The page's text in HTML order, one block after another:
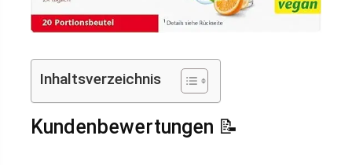
Inhaltsverzeichnis
Kundenbewertungen 📝